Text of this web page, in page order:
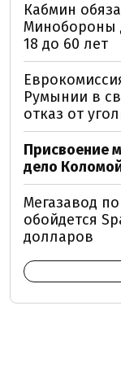
Кабмин
Минобороны
18 до 60 лет
Румынии в
отказ от
Присвоение
дело
Мегазавод
обойдется
долларов